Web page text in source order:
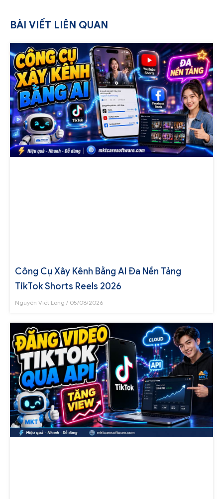
BÀI VIẾT LIÊN QUAN
Công Cụ Xây Kênh Bằng AI Đa Nền Tảng
TikTok Shorts Reels 2026
Nguyễn Viết Long 05/08/2026